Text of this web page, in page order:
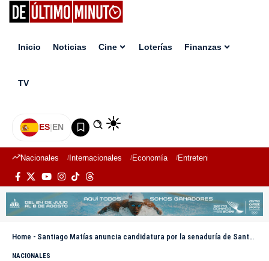
Inicio Noticias Cine Loterías Finanzas
TV
ES|EN
Nacionales Internacionales Economía Entretenimiento
Home - Santiago Matías anuncia candidatura por la senaduría de Santo Domingo
NACIONALES